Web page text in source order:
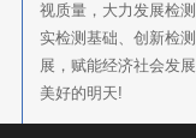
视质量，大力发展检
实检测基础、创新检
展，赋能经济社会发
美好的明天!